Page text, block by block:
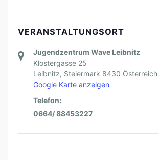
VERANSTALTUNGSORT
Jugendzentrum Wave Leibnitz
Klostergasse 25
Leibnitz, Steiermark 8430 Österreich
Google Karte anzeigen
Telefon:
0664/ 88453227